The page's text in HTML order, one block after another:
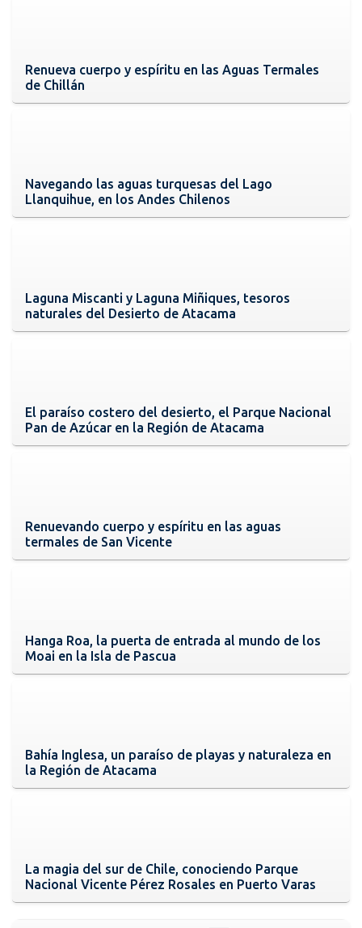
Renueva cuerpo y espíritu en las Aguas Termales
de Chillán
Navegando las aguas turquesas del Lago
Llanquihue, en los Andes Chilenos
Laguna Miscanti y Laguna Miñiques, tesoros
naturales del Desierto de Atacama
El paraíso costero del desierto, el Parque Nacional
Pan de Azúcar en la Región de Atacama
Renuevando cuerpo y espíritu en las aguas
termales de San Vicente
Hanga Roa, la puerta de entrada al mundo de los
Moai en la Isla de Pascua
Bahía Inglesa, un paraíso de playas y naturaleza en
la Región de Atacama
La magia del sur de Chile, conociendo Parque
Nacional Vicente Pérez Rosales en Puerto Varas